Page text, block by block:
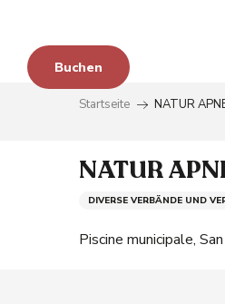
contenu
principal
Buchen
Startseite NATUR
NATUR
DIVERSE VERBÄNDE UND
Piscine municipale,